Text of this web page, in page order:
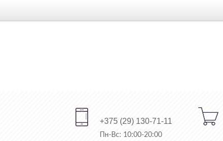
+375 (29) 130-71-11
Пн-Вс: 10:00-20:00